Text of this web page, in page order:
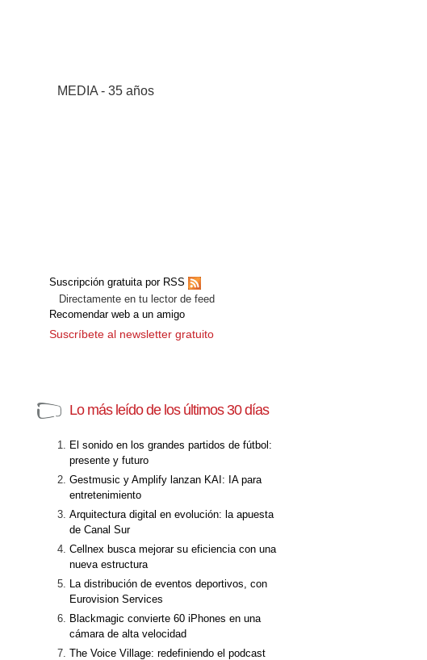
MEDIA - 35 años
Suscripción gratuita por RSS
Directamente en tu lector de feed
Recomendar web a un amigo
Suscríbete al newsletter gratuito
Lo más leído de los últimos 30 días
El sonido en los grandes partidos de fútbol:
presente y futuro
Gestmusic y Amplify lanzan KAI: IA para
entretenimiento
Arquitectura digital en evolución: la apuesta
de Canal Sur
Cellnex busca mejorar su eficiencia con una
nueva estructura
La distribución de eventos deportivos, con
Eurovision Services
Blackmagic convierte 60 iPhones en una
cámara de alta velocidad
The Voice Village: redefiniendo el podcast